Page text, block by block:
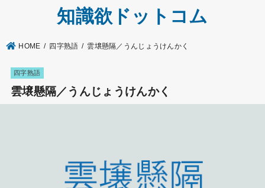
知識欲ドットコム
HOME 四字熟語 雲壌懸隔／うんじょうけんかく
四字熟語
雲壌懸隔／うんじょうけんかく